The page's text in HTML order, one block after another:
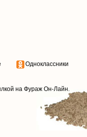
Одноклассники
на Фураж Он-Лайн.